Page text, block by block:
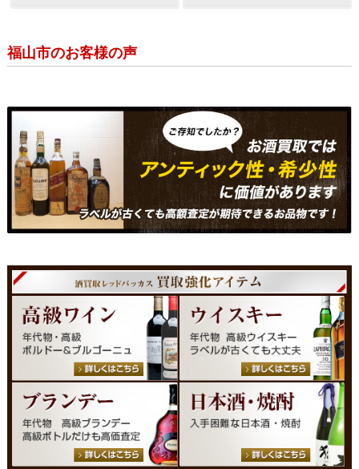
福山市のお客様の声